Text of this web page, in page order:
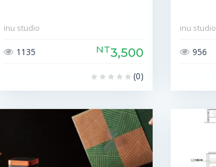
inu studio
1135 NT3,500
(0)
inu studio
956